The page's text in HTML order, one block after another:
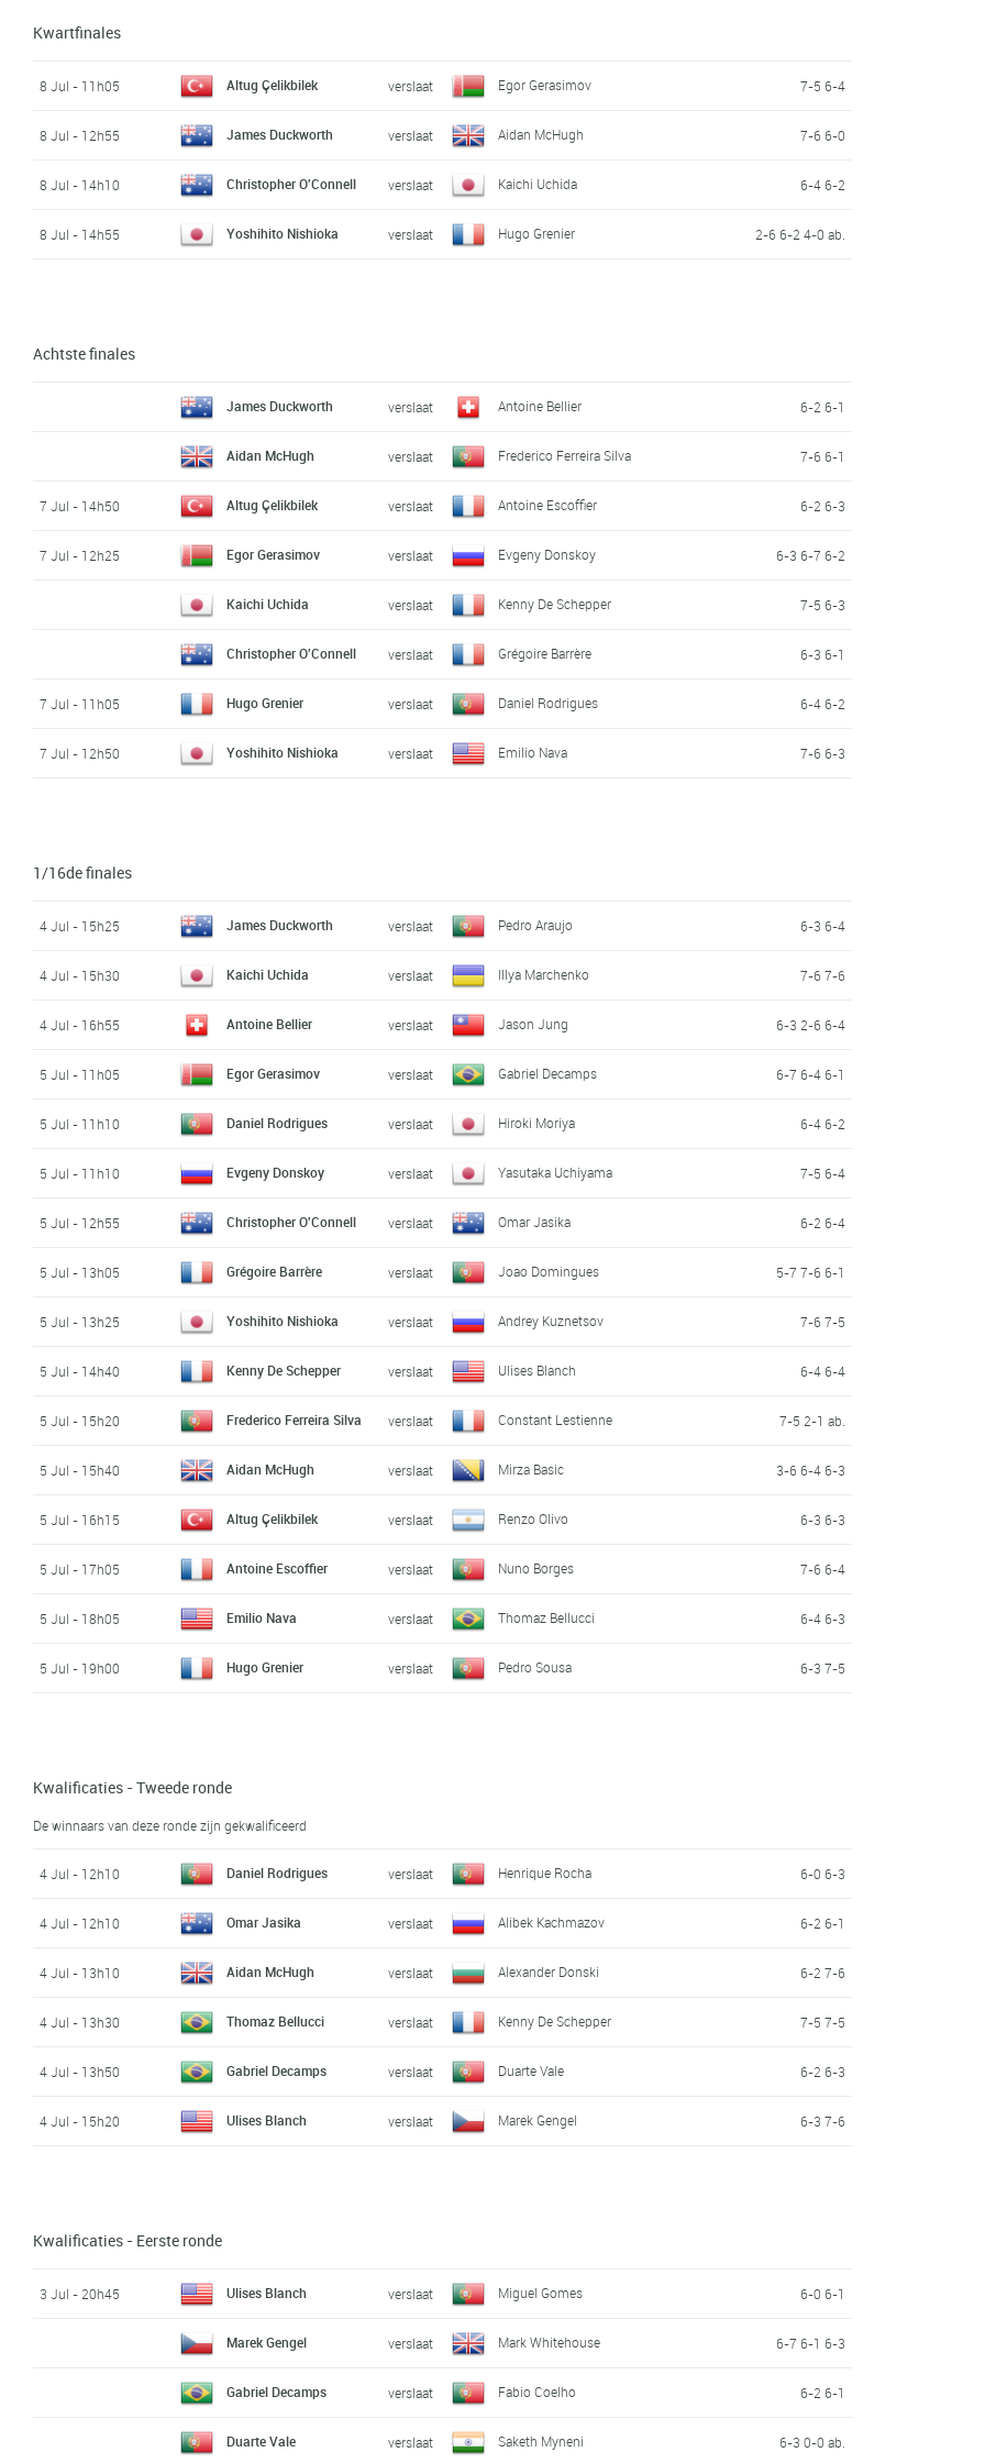
Kwartfinales
8 Jul - 11h05 Altug Çelikbilek verslaat Egor Gerasimov 7-5 6-4
8 Jul - 12h55 James Duckworth verslaat Aidan McHugh 7-6 6-0
8 Jul - 14h10 Christopher O'Connell verslaat Kaichi Uchida 6-4 6-2
8 Jul - 14h55 Yoshihito Nishioka verslaat Hugo Grenier 2-6 6-2 4-0 ab.
Achtste finales
James Duckworth verslaat Antoine Bellier 6-2 6-1
Aidan McHugh verslaat Frederico Ferreira Silva 7-6 6-1
7 Jul - 14h50 Altug Çelikbilek verslaat Antoine Escoffier 6-2 6-3
7 Jul - 12h25 Egor Gerasimov verslaat Evgeny Donskoy 6-3 6-7 6-2
Kaichi Uchida verslaat Kenny De Schepper 7-5 6-3
Christopher O'Connell verslaat Grégoire Barrère 6-3 6-1
7 Jul - 11h05 Hugo Grenier verslaat Daniel Rodrigues 6-4 6-2
7 Jul - 12h50 Yoshihito Nishioka verslaat Emilio Nava 7-6 6-3
1/16de finales
4 Jul - 15h25 James Duckworth verslaat Pedro Araujo 6-3 6-4
4 Jul - 15h30 Kaichi Uchida verslaat Illya Marchenko 7-6 7-6
4 Jul - 16h55 Antoine Bellier verslaat Jason Jung 6-3 2-6 6-4
5 Jul - 11h05 Egor Gerasimov verslaat Gabriel Decamps 6-7 6-4 6-1
5 Jul - 11h10 Daniel Rodrigues verslaat Hiroki Moriya 6-4 6-2
5 Jul - 11h10 Evgeny Donskoy verslaat Yasutaka Uchiyama 7-5 6-4
5 Jul - 12h55 Christopher O'Connell verslaat Omar Jasika 6-2 6-4
5 Jul - 13h05 Grégoire Barrère verslaat Joao Domingues 5-7 7-6 6-1
5 Jul - 13h25 Yoshihito Nishioka verslaat Andrey Kuznetsov 7-6 7-5
5 Jul - 14h40 Kenny De Schepper verslaat Ulises Blanch 6-4 6-4
5 Jul - 15h20 Frederico Ferreira Silva verslaat Constant Lestienne 7-5 2-1 ab.
5 Jul - 15h40 Aidan McHugh verslaat Mirza Basic 3-6 6-4 6-3
5 Jul - 16h15 Altug Çelikbilek verslaat Renzo Olivo 6-3 6-3
5 Jul - 17h05 Antoine Escoffier verslaat Nuno Borges 7-6 6-4
5 Jul - 18h05 Emilio Nava verslaat Thomaz Bellucci 6-4 6-3
5 Jul - 19h00 Hugo Grenier verslaat Pedro Sousa 6-3 7-5
Kwalificaties - Tweede ronde
De winnaars van deze ronde zijn gekwalificeerd
4 Jul - 12h10 Daniel Rodrigues verslaat Henrique Rocha 6-0 6-3
4 Jul - 12h10 Omar Jasika verslaat Alibek Kachmazov 6-2 6-1
4 Jul - 13h10 Aidan McHugh verslaat Alexander Donski 6-2 7-6
4 Jul - 13h30 Thomaz Bellucci verslaat Kenny De Schepper 7-5 7-5
4 Jul - 13h50 Gabriel Decamps verslaat Duarte Vale 6-2 6-3
4 Jul - 15h20 Ulises Blanch verslaat Marek Gengel 6-3 7-6
Kwalificaties - Eerste ronde
3 Jul - 20h45 Ulises Blanch verslaat Miguel Gomes 6-0 6-1
Marek Gengel verslaat Mark Whitehouse 6-7 6-1 6-3
Gabriel Decamps verslaat Fabio Coelho 6-2 6-1
Duarte Vale verslaat Saketh Myneni 6-3 0-0 ab.